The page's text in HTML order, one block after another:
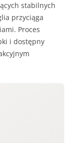
stabilnych
przyciąga
Proces
i dostępny